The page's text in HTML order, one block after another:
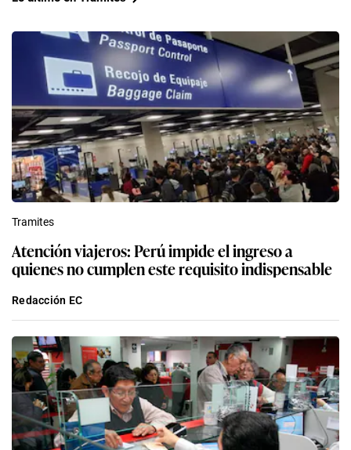
Tramites
Atención viajeros: Perú impide el ingreso a
quienes no cumplen este requisito indispensable
Redacción EC